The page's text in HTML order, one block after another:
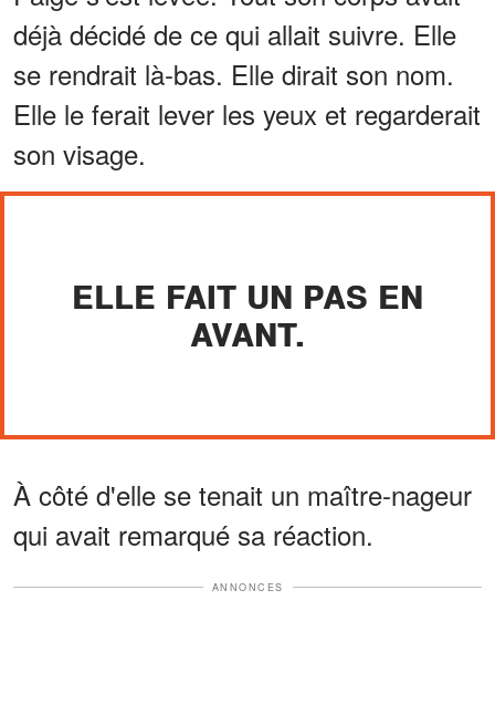
déjà décidé de ce qui allait suivre. Elle
se rendrait là-bas. Elle dirait son nom.
Elle le ferait lever les yeux et regarderait
son visage.
ELLE FAIT UN PAS EN
AVANT.
À côté d'elle se tenait un maître-nageur
qui avait remarqué sa réaction.
ANNONCES